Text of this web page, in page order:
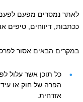
לאתר נמסרים מפעם
ככתבות, דיווחים, טיפים
במקרים הבאים אסור
כל תוכן אשר עלול
הפרה של חוק או
אזרחית.